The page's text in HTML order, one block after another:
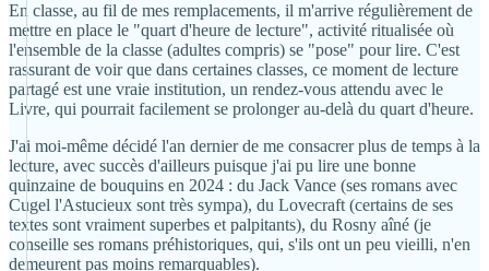
En classe, au fil de mes remplacements, il m'arrive régulièrement de
mettre en place le "quart d'heure de lecture", activité ritualisée où
l'ensemble de la classe (adultes compris) se "pose" pour lire. C'est
rassurant de voir que dans certaines classes, ce moment de lecture
partagé est une vraie institution, un rendez-vous attendu avec le
Livre, qui pourrait facilement se prolonger au-delà du quart d'heure.
J'ai moi-même décidé l'an dernier de me consacrer plus de temps à la
lecture, avec succès d'ailleurs puisque j'ai pu lire une bonne
quinzaine de bouquins en 2024 : du Jack Vance (ses romans avec
Cugel l'Astucieux sont très sympa), du Lovecraft (certains de ses
textes sont vraiment superbes et palpitants), du Rosny aîné (je
conseille ses romans préhistoriques, qui, s'ils ont un peu vieilli, n'en
demeurent pas moins remarquables).